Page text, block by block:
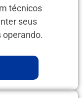
técnicos
seus